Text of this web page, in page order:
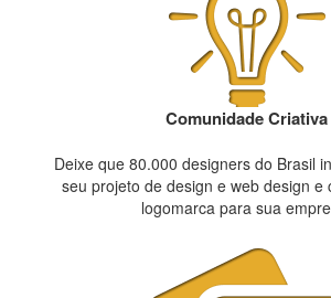
Comunidade Criativa
Deixe que 80.000 designers do Brasil
seu projeto de design e web design e
logomarca para sua